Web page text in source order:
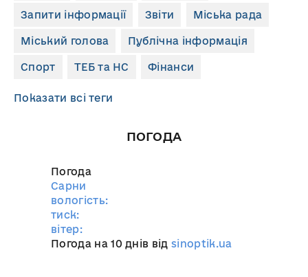
Запити інформації Звіти Міська рада
Міський голова Публічна інформація
Спорт ТЕБ та НС Фінанси
Показати всі теги
ПОГОДА
Погода
Сарни
вологість:
тиск:
вітер:
Погода на 10 днів відsinoptik.ua